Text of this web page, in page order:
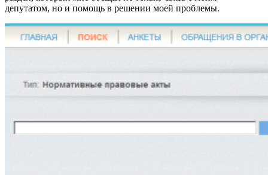
депутатом, но и помощь в решении моей проблемы.